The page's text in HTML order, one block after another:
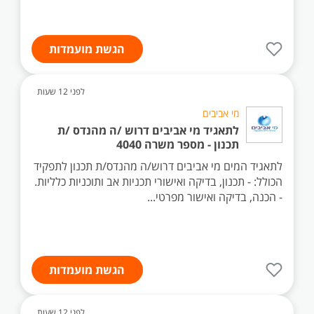
הגשת מועמדות
לפני 12 שעות
מי אביבים
לתאגיד מי אביבים דרוש /ה מהנדס /ת
תכנון - מספר משרה 4040
לתאגיד המים מי אביבים דרוש/ה מהנדס/ת תכנון לתפקיד
הכולל: - תכנון, בדיקה ואישורי תכניות אב ותוכניות כלליות.
- הכנה, בדיקה ואישור מפרטי...
הגשת מועמדות